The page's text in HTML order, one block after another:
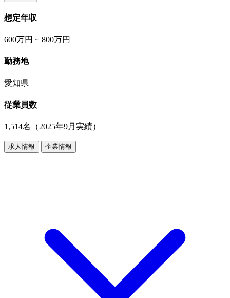
想定年収
600万円 ~ 800万円
勤務地
愛知県
従業員数
1,514名（2025年9月実績）
求人情報 企業情報